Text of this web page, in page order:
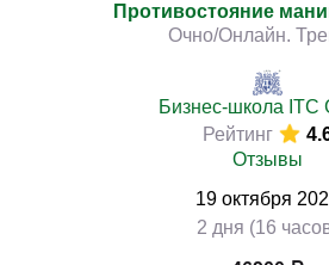
Противостояние
Очно/Онлайн.
Бизнес-школа ITC
Рейтинг
Отзывы
19 октября
2 дня (16